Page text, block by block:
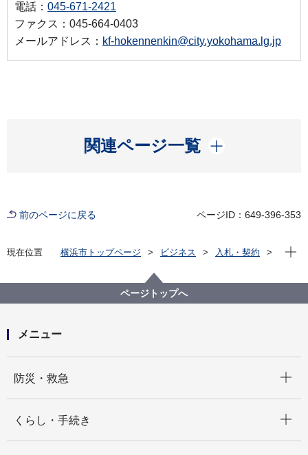
電話： 045-671-2421
ファクス：045-664-0403
メールアドレス： kf-hokennenkin@city.yokohama.lg.jp
関連ページ一覧
開く
前のページに戻る ページID：649-396-353
現在位置 横浜市トップページ ビジネス
入札・契約
【入札結果掲載】【公募型指名競争入札】「国民健康
保険料額通知書」等の作成及び封入封緘業務委託
現在
ページトップへ
メニュー
防災・救急
くらし・手続き